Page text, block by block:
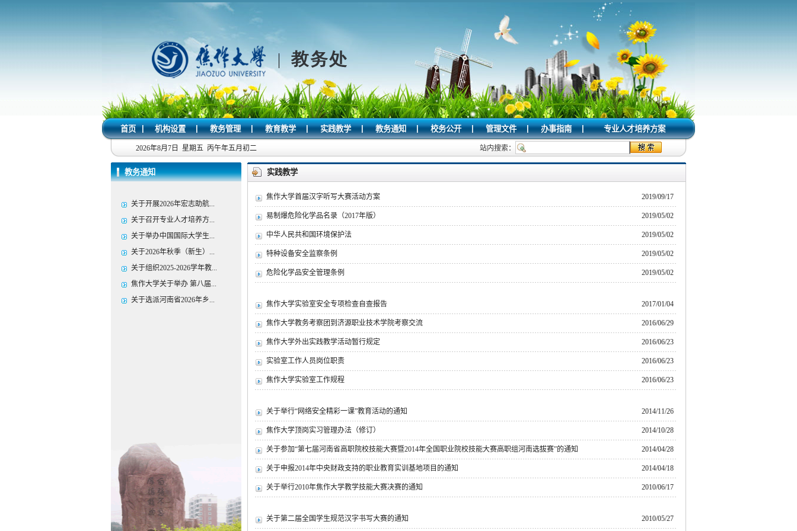
首页 | 机构设置 | 教务管理 | 教育教学 | 实践教学 | 教务通知 | 校务公开 | 管理文件 | 办事指南 | 专业人才培养方案
2026年8月7日 星期五 丙午年五月初二 站内搜索：
教务通知
关于开展2026年宏志助航...
关于召开专业人才培养方...
关于举办中国国际大学生...
关于2026年秋季（新生）...
关于组织2025-2026学年教...
焦作大学关于举办 第八届...
关于选派河南省2026年乡...
实践教学
焦作大学首届汉字听写大赛活动方案 2019/09/17
易制爆危险化学品名录（2017年版） 2019/05/02
中华人民共和国环境保护法 2019/05/02
特种设备安全监察条例 2019/05/02
危险化学品安全管理条例 2019/05/02
焦作大学实验室安全专项检查自查报告 2017/01/04
焦作大学教务考察团到济源职业技术学院考察交流 2016/06/29
焦作大学外出实践教学活动暂行规定 2016/06/23
实验室工作人员岗位职责 2016/06/23
焦作大学实验室工作规程 2016/06/23
关于举行“网络安全精彩一课”教育活动的通知 2014/11/26
焦作大学顶岗实习管理办法（修订） 2014/10/28
关于参加“第七届河南省高职院校技能大赛暨2014年全国职业院校技能大赛高职组河南选拔赛”的通知 2014/04/28
关于申报2014年中央财政支持的职业教育实训基地项目的通知 2014/04/18
关于举行2010年焦作大学教学技能大赛决赛的通知 2010/06/17
关于第二届全国学生规范汉字书写大赛的通知 2010/05/27